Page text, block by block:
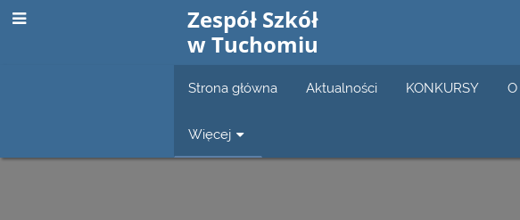
Zespół Szkół
w Tuchomiu
Strona główna Aktualności KONKURSY
Więcej